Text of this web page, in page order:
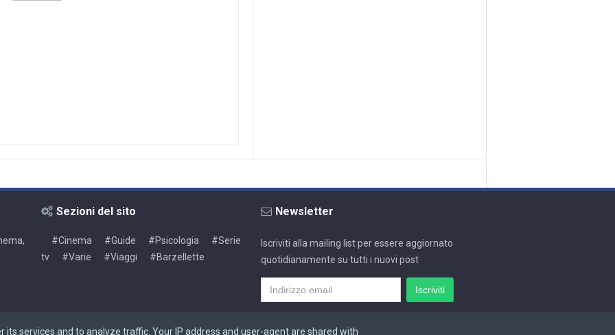
Sezioni del sito
#Cinema #Guide #Psicologia
#Serie
tv
#Varie #Viaggi #Barzellette
Newsletter
Iscriviti alla mailing list per essere aggiornato
quotidianamente su tutti i nuovi post
its services and to analyze traffic. Your IP address and user-agent are shared with